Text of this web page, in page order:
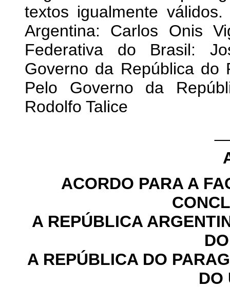
textos igualmente
Argentina: Carlos Onis
Federativa do Brasil:
Governo da República do
Pelo Governo da
Rodolfo Talice
ACORDO PARA A
A REPÚBLICA
A REPÚBLICA DO
DO